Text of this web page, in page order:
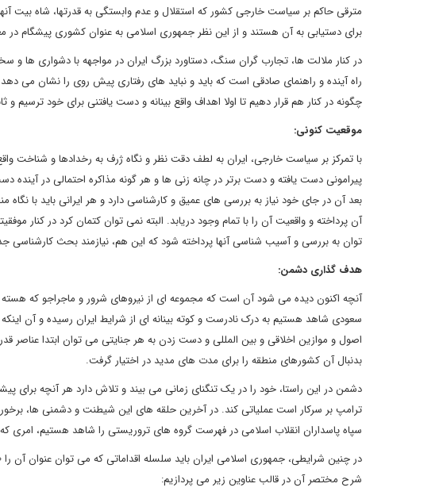
مترقی حاکم بر سیاست خارجی کشور که استقلال و عدم وابستگی به قدرتها، شاه
برای دستیابی به آن هستند و از این نظر جمهوری اسلامی به عنوان کشوری پیشگام در
در کنار ملالت ها، تجارب گران سنگ، دستاورد بزرگ ایران در مواجهه با دشواری ها و
راه آینده و راهنمای صادقی است که باید و نباید های رفتاری پیش روی را نشان می
چگونه در کنار هم قرار دهیم تا اولا اهداف واقع بینانه و دست یافتنی برای خود ترسیم
موقعیت کنونی:
با تمرکز بر سیاست خارجی، ایران به لطف دقت نظر و نگاه ژرف به رخدادها و شناخت
پیرامونی دست یافته و دست برتر در چانه زنی ها و هر گونه مذاکره احتمالی در
بعد آن در جای خود نیاز به بررسی های عمیق و کارشناسی دارد و هر ایرانی باید با نگاه
آن پرداخته و واقعیت آن را با تمام وجود دریابد. البته نمی توان کتمان کرد در کنار
توان به بررسی و آسیب شناسی آنها پرداخته شود که این هم، نیازمند بحث کارشناسی
هدف گذاری دشمن:
آنچه اکنون دیده می شود آن است که مجموعه ای از نیروهای شرور و ماجراجو که هسته
سعودی شاهد هستیم به درک نادرست و کوته بینانه ای از شرایط ایران رسیده و آن
اصول و موازین اخلاقی و بین المللی و دست زدن به هر جنایتی می توان ابتدا عناصر
بدنبال آن کشورهای منطقه را برای مدت های مدید در اختیار گرفت.
دشمن در این راستا، خود را در یک تنگنای زمانی می بیند و تلاش دارد هر آنچه برای
ترامپ بر سرکار است عملیاتی کند. در آخرین حلقه های این شیطنت و دشمنی ها،
سپاه پاسداران انقلاب اسلامی در فهرست گروه های تروریستی را شاهد هستیم،
در چنین شرایطی، جمهوری اسلامی ایران باید سلسله اقداماتی که می توان عنوان
شرح مختصر آن در قالب عناوین زیر می پردازیم: